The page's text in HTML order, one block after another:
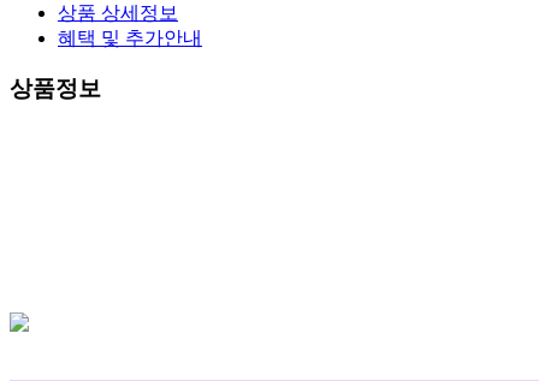
상품 상세정보
혜택 및 추가안내
상품정보